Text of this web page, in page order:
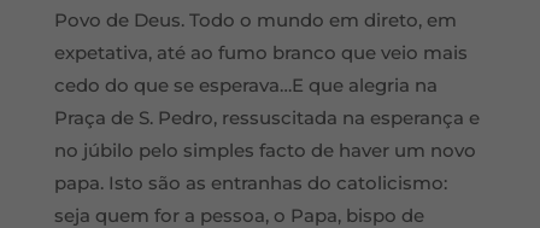
Povo de Deus. Todo o mundo em direto, em
expetativa, até ao fumo branco que veio mais
cedo do que se esperava…E que alegria na
Praça de S. Pedro, ressuscitada na esperança e
no júbilo pelo simples facto de haver um novo
papa. Isto são as entranhas do catolicismo:
seja quem for a pessoa, o Papa, bispo de